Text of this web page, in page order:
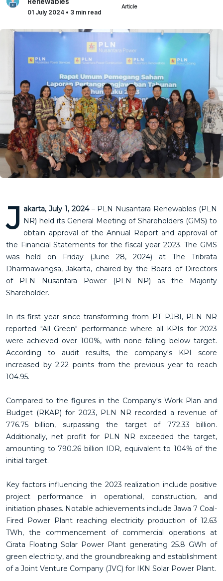
01 July 2024 • 3 min read
Article
J akarta, July 1, 2024 – PLN Nusantara Renewables (PLN
NR) held its General Meeting of Shareholders (GMS) to
obtain approval of the Annual Report and approval of
the Financial Statements for the fiscal year 2023. The GMS
was held on Friday (June 28, 2024) at The Tribrata
Dharmawangsa, Jakarta, chaired by the Board of Directors
of PLN Nusantara Power (PLN NP) as the Majority
Shareholder.
In its first year since transforming from PT PJBI, PLN NR
reported "All Green" performance where all KPIs for 2023
were achieved over 100%, with none falling below target.
According to audit results, the company's KPI score
increased by 2.22 points from the previous year to reach
104.95.
Compared to the figures in the Company's Work Plan and
Budget (RKAP) for 2023, PLN NR recorded a revenue of
776.75 billion, surpassing the target of 772.33 billion.
Additionally, net profit for PLN NR exceeded the target,
amounting to 790.26 billion IDR, equivalent to 104% of the
initial target.
Key factors influencing the 2023 realization include positive
project performance in operational, construction, and
initiation phases. Notable achievements include Jawa 7 Coal-
Fired Power Plant reaching electricity production of 12.63
TWh, the commencement of commercial operations at
Cirata Floating Solar Power Plant generating 25.8 GWh of
green electricity, and the groundbreaking and establishment
of a Joint Venture Company (JVC) for IKN Solar Power Plant.